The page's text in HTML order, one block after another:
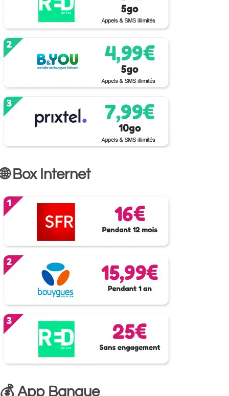
🌐 Box Internet
💰 App Banque